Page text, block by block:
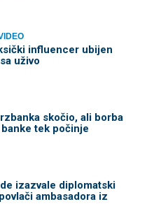
influencer ubijen
uživo
skočio, ali borba
tek počinje
izazvale diplomatski
ambasadora iz